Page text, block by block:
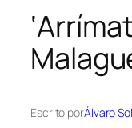
Escrito porÁlvaro